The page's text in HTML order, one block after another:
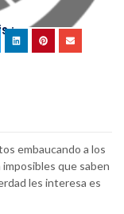
:
embaucando a los
que saben
les interesa es